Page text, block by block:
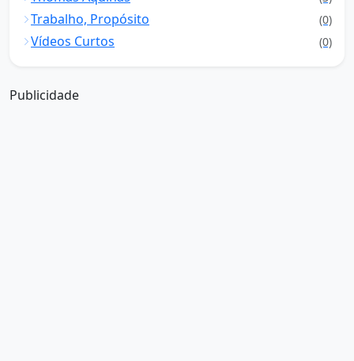
Trabalho, Propósito (0)
Vídeos Curtos (0)
Publicidade